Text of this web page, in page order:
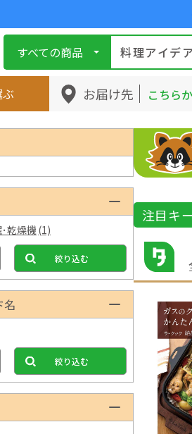
すべての商品
ぶ お届け先 こちら
乾燥機 (1)
絞り込む
名
絞り込む
注目キ